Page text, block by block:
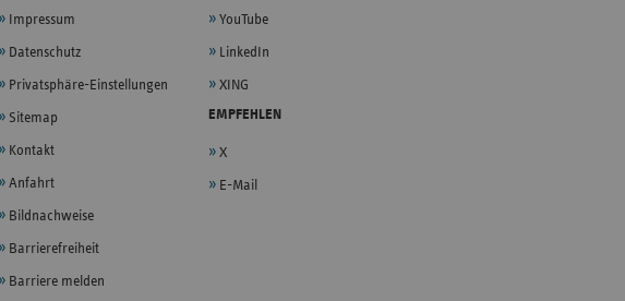
Impressum
Datenschutz
Privatsphäre-Einstellungen
Sitemap
Kontakt
Anfahrt
Bildnachweise
Barrierefreiheit
Barriere melden
YouTube
LinkedIn
XING
EMPFEHLEN
X
E-Mail